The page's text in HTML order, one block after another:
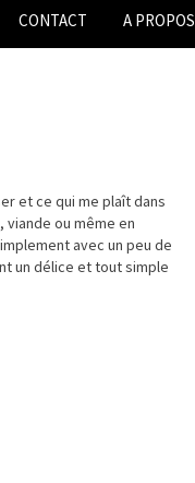
CONTACT A PROPOS
et ce qui me plaît dans
viande ou même en
avec un peu de
un délice et tout simple